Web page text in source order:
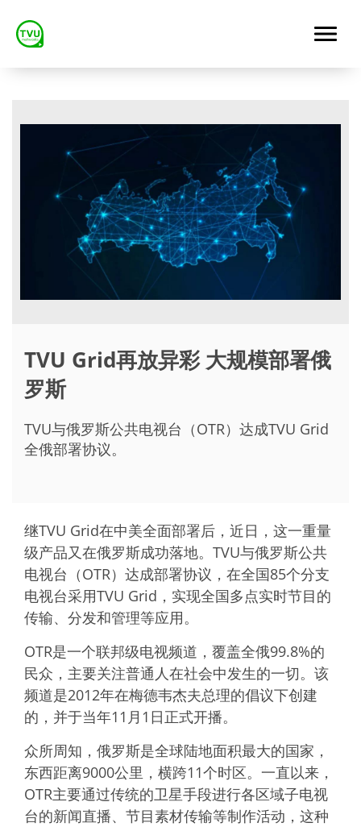
TVU Grid再放异彩 大规模部署俄
罗斯
TVU与俄罗斯公共电视台（OTR）达成TVU Grid
全俄部署协议。
继TVU Grid在中美全面部署后，近日，这一重量
级产品又在俄罗斯成功落地。TVU与俄罗斯公共
电视台（OTR）达成部署协议，在全国85个分支
电视台采用TVU Grid，实现全国多点实时节目的
传输、分发和管理等应用。
OTR是一个联邦级电视频道，覆盖全俄99.8%的
民众，主要关注普通人在社会中发生的一切。该
频道是2012年在梅德韦杰夫总理的倡议下创建
的，并于当年11月1日正式开播。
众所周知，俄罗斯是全球陆地面积最大的国家，
东西距离9000公里，横跨11个时区。一直以来，
OTR主要通过传统的卫星手段进行各区域子电视
台的新闻直播、节目素材传输等制作活动，这种